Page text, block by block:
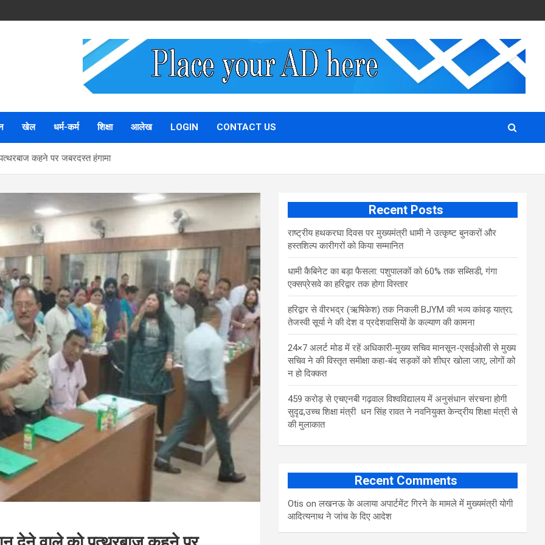
खेल धर्म-कर्म शिक्षा आलेख LOGIN CONTACT US
पत्थरबाज कहने पर जबरदस्त हंगामा
Recent Posts
राष्ट्रीय हथकरघा दिवस पर मुख्यमंत्री धामी ने उत्कृष्ट बुनकरों और
हस्तशिल्प कारीगरों को किया सम्मानित
​धामी कैबिनेट का बड़ा फैसला: पशुपालकों को 60% तक सब्सिडी, गंगा
एक्सप्रेसवे का हरिद्वार तक होगा विस्तार
​हरिद्वार से वीरभद्र (ऋषिकेश) तक निकली BJYM की भव्य कांवड़ यात्रा;
तेजस्वी सूर्या ने की देश व प्रदेशवासियों के कल्याण की कामना
24×7 अलर्ट मोड में रहें अधिकारी-मुख्य सचिव मानसून-एसईओसी से मुख्य
सचिव ने की विस्तृत समीक्षा कहा-बंद सड़कों को शीघ्र खोला जाए, लोगों को
न हो दिक्कत
459 करोड़ से एचएनबी गढ़वाल विश्वविद्यालय में अनुसंधान संरचना होगी
सुदृढ,उच्च शिक्षा मंत्री धन सिंह रावत ने नवनियुक्त केन्द्रीय शिक्षा मंत्री से
की मुलाकात
Recent Comments
Otis onलखनऊ के अलाया अपार्टमेंट गिरने के मामले में मुख्‍यमंत्री योगी
आद‍ित्‍यनाथ ने जांच के द‍िए आदेश